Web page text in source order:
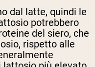
dal latte, quindi le
potrebbero
del siero, che
rispetto alle